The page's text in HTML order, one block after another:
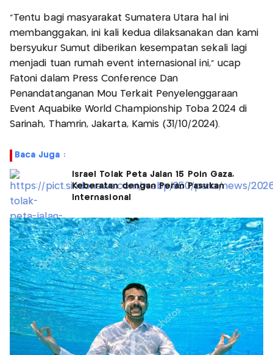
“Tentu bagi masyarakat Sumatera Utara hal ini
membanggakan, ini kali kedua dilaksanakan dan kami
bersyukur Sumut diberikan kesempatan sekali lagi
menjadi tuan rumah event internasional ini,” ucap
Fatoni dalam Press Conference Dan
Penandatanganan Mou Terkait Penyelenggaraan
Event Aquabike World Championship Toba 2024 di
Sarinah, Thamrin, Jakarta, Kamis (31/10/2024).
Baca Juga :
Israel Tolak Peta Jalan 15 Poin Gaza,
Keberatan dengan Peran Pasukan
Internasional